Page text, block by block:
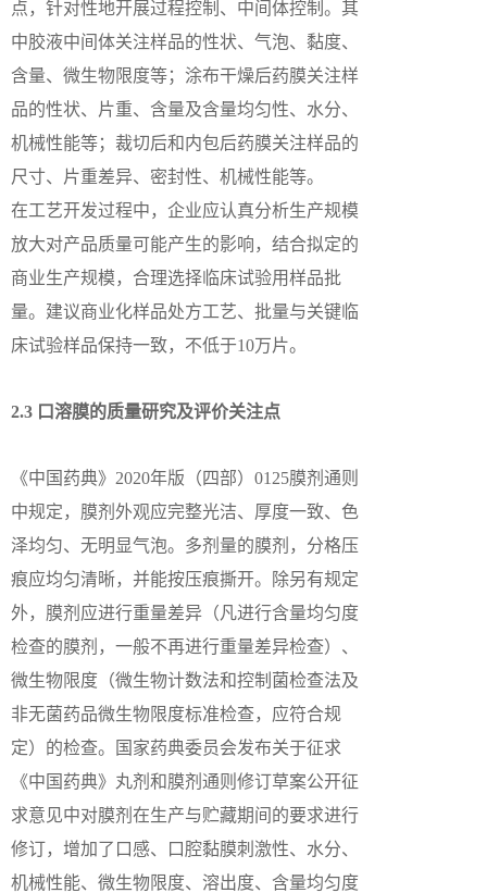
点，针对性地开展过程控制、中间体控制。其
中胶液中间体关注样品的性状、气泡、黏度、
含量、微生物限度等；涂布干燥后药膜关注样
品的性状、片重、含量及含量均匀性、水分、
机械性能等；裁切后和内包后药膜关注样品的
尺寸、片重差异、密封性、机械性能等。
在工艺开发过程中，企业应认真分析生产规模
放大对产品质量可能产生的影响，结合拟定的
商业生产规模，合理选择临床试验用样品批
量。建议商业化样品处方工艺、批量与关键临
床试验样品保持一致，不低于10万片。
2.3 口溶膜的质量研究及评价关注点
《中国药典》2020年版（四部）0125膜剂通则
中规定，膜剂外观应完整光洁、厚度一致、色
泽均匀、无明显气泡。多剂量的膜剂，分格压
痕应均匀清晰，并能按压痕撕开。除另有规定
外，膜剂应进行重量差异（凡进行含量均匀度
检查的膜剂，一般不再进行重量差异检查）、
微生物限度（微生物计数法和控制菌检查法及
非无菌药品微生物限度标准检查，应符合规
定）的检查。国家药典委员会发布关于征求
《中国药典》丸剂和膜剂通则修订草案公开征
求意见中对膜剂在生产与贮藏期间的要求进行
修订，增加了口感、口腔黏膜刺激性、水分、
机械性能、微生物限度、溶出度、含量均匀度